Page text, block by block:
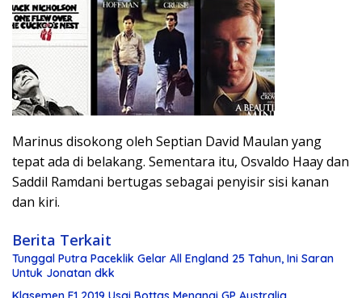
Marinus disokong oleh Septian David Maulan yang
tepat ada di belakang. Sementara itu, Osvaldo Haay dan
Saddil Ramdani bertugas sebagai penyisir sisi kanan
dan kiri.
Berita Terkait
Tunggal Putra Paceklik Gelar All England 25 Tahun, Ini Saran
Untuk Jonatan dkk